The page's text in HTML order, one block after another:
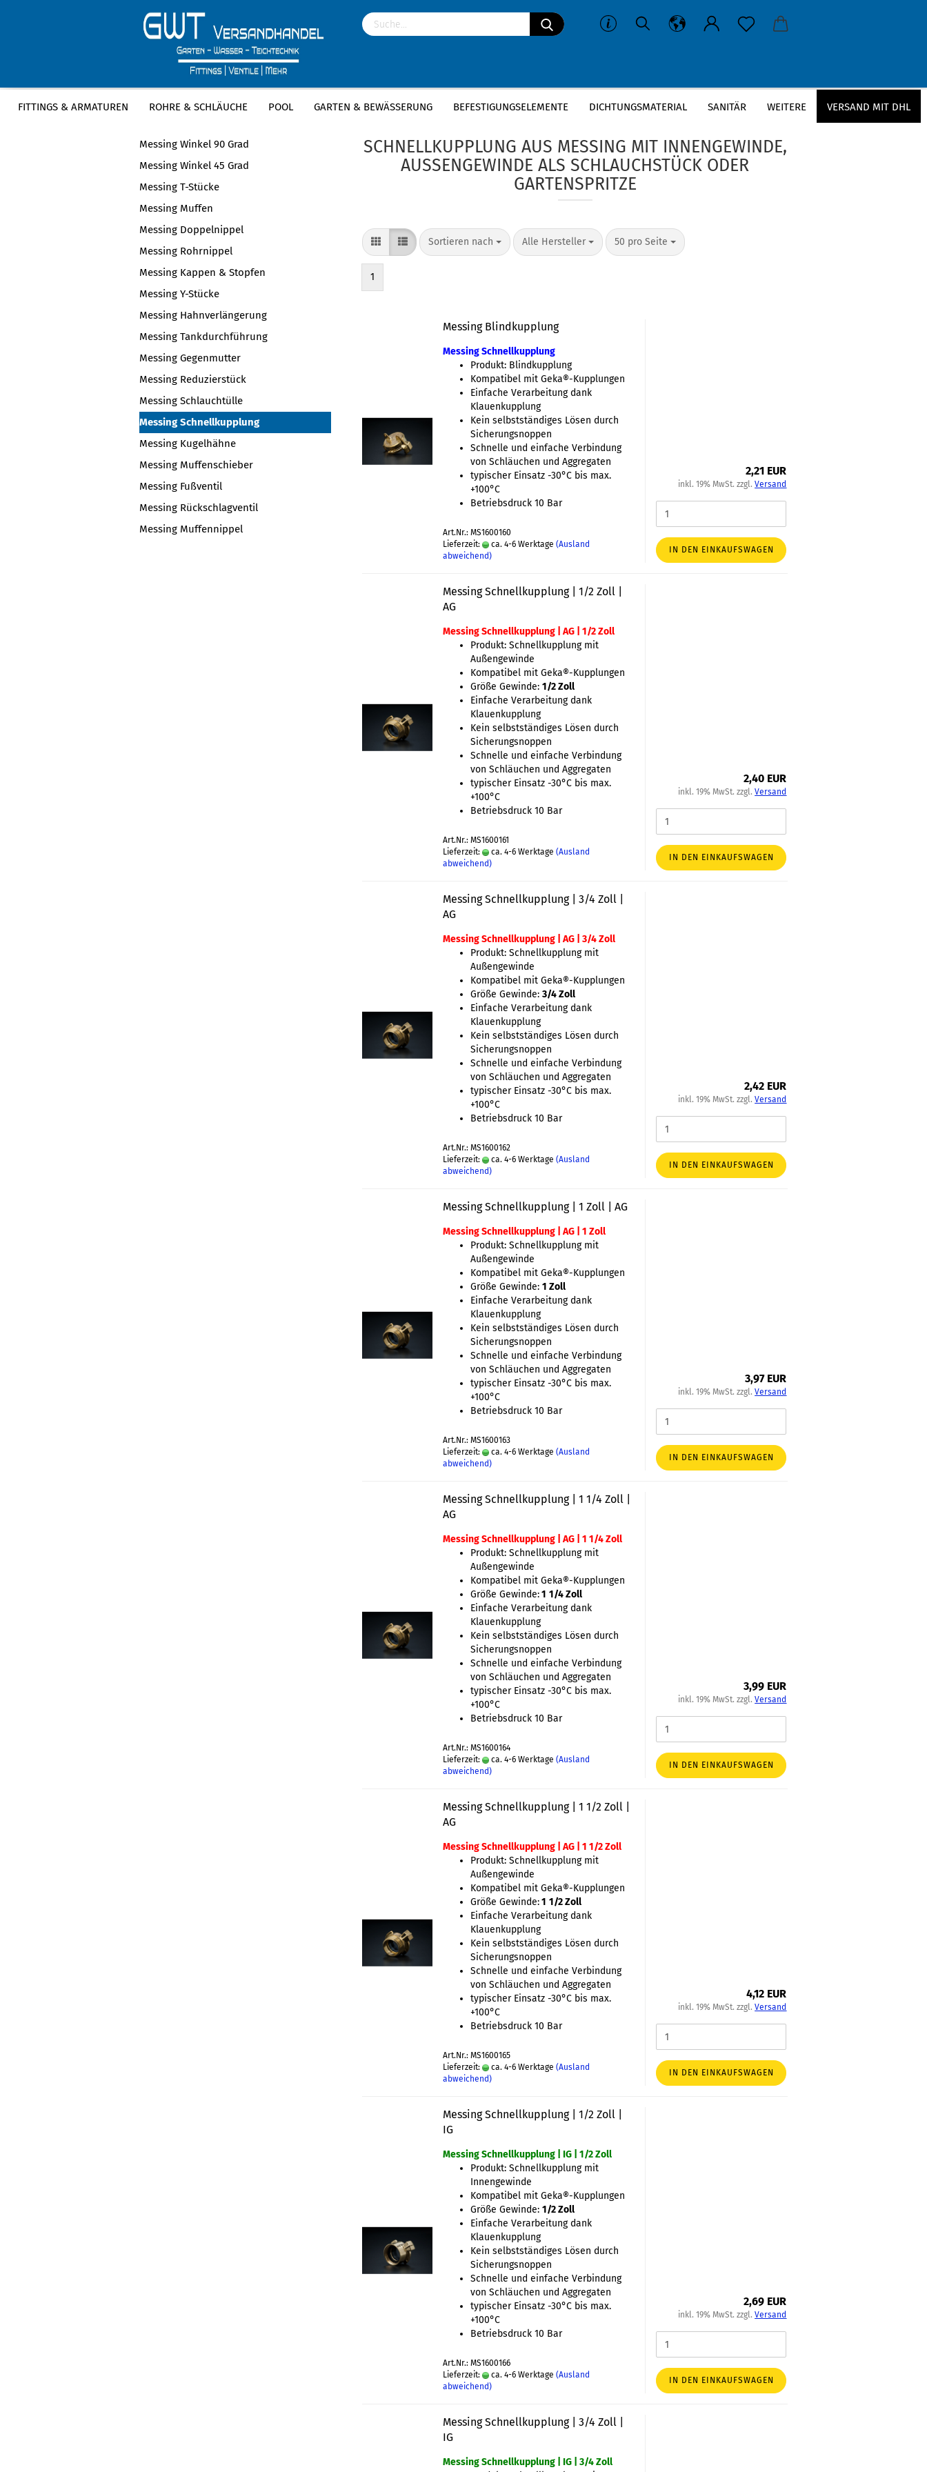
FITTINGS & ARMATUREN ROHRE & SCHLÄUCHE POOL GARTEN & BEWÄSSERUNG BEFESTIGUNGSELEMENTE DICHTUNGSMATERIAL SANITÄR VERSAND MIT DHL
WEITERE
Startseite » Sanitär » Messing Fittings » Messing Schnellkupplung
SCHNELLKUPPLUNG AUS MESSING MIT INNENGEWINDE,
AUSSENGEWINDE ALS SCHLAUCHSTÜCK ODER G
ARTENSPRITZE
Sortieren nach Alle Hersteller 50 pro Seite
1
Messing Blindkupplung
Messing Schnellkupplung
Produkt: Blindkupplung
Kompatibel mit Geka®-Kupplungen
Einfache Verarbeitung dank
Klauenkupplung
Kein selbstständiges Lösen durch
Sicherungsnoppen
Schnelle und einfache Verbindung
von Schläuchen und Aggregaten
typischer Einsatz -30°C bis max.
+100°C
Betriebsdruck 10 Bar
Art.Nr.: MS1600160
Lieferzeit:
ca. 4-6 Werktage (Ausland
abweichend)
2,21 EUR
inkl. 19% MwSt. zzgl.Versand
IN DEN EINKAUFSWAGEN
Messing Schnellkupplung | 1/2 Zoll |
AG
Messing Schnellkupplung | AG | 1/2 Zoll
Produkt: Schnellkupplung mit
Außengewinde
Kompatibel mit Geka®-Kupplungen
Größe Gewinde:1/2 Zoll
Einfache Verarbeitung dank
Klauenkupplung
Kein selbstständiges Lösen durch
Sicherungsnoppen
Schnelle und einfache Verbindung
von Schläuchen und Aggregaten
typischer Einsatz -30°C bis max.
+100°C
Betriebsdruck 10 Bar
Art.Nr.: MS1600161
Lieferzeit:
ca. 4-6 Werktage (Ausland
abweichend)
2,40 EUR
inkl. 19% MwSt. zzgl.Versand
IN DEN EINKAUFSWAGEN
Messing Schnellkupplung | 3/4 Zoll |
AG
Messing Schnellkupplung | AG | 3/4 Zoll
Produkt: Schnellkupplung mit
Außengewinde
Kompatibel mit Geka®-Kupplungen
Größe Gewinde:3/4 Zoll
Einfache Verarbeitung dank
Klauenkupplung
Kein selbstständiges Lösen durch
Sicherungsnoppen
Schnelle und einfache Verbindung
von Schläuchen und Aggregaten
typischer Einsatz -30°C bis max.
+100°C
Betriebsdruck 10 Bar
Art.Nr.: MS1600162
Lieferzeit:
ca. 4-6 Werktage (Ausland
abweichend)
2,42 EUR
inkl. 19% MwSt. zzgl.Versand
IN DEN EINKAUFSWAGEN
Messing Schnellkupplung | 1 Zoll | AG
Messing Schnellkupplung | AG | 1 Zoll
Produkt: Schnellkupplung mit
Außengewinde
Kompatibel mit Geka®-Kupplungen
Größe Gewinde:1 Zoll
Einfache Verarbeitung dank
Klauenkupplung
Kein selbstständiges Lösen durch
Sicherungsnoppen
Schnelle und einfache Verbindung
von Schläuchen und Aggregaten
typischer Einsatz -30°C bis max.
+100°C
Betriebsdruck 10 Bar
Art.Nr.: MS1600163
Lieferzeit:
ca. 4-6 Werktage (Ausland
abweichend)
3,97 EUR
inkl. 19% MwSt. zzgl.Versand
IN DEN EINKAUFSWAGEN
Messing Schnellkupplung | 1 1/4 Zoll |
AG
Messing Schnellkupplung | AG | 1 1/4 Zoll
Produkt: Schnellkupplung mit
Außengewinde
Kompatibel mit Geka®-Kupplungen
Größe Gewinde:1 1/4 Zoll
Einfache Verarbeitung dank
Klauenkupplung
Kein selbstständiges Lösen durch
Sicherungsnoppen
Schnelle und einfache Verbindung
von Schläuchen und Aggregaten
typischer Einsatz -30°C bis max.
+100°C
Betriebsdruck 10 Bar
Art.Nr.: MS1600164
Lieferzeit:
ca. 4-6 Werktage (Ausland
abweichend)
3,99 EUR
inkl. 19% MwSt. zzgl.Versand
IN DEN EINKAUFSWAGEN
Messing Schnellkupplung | 1 1/2 Zoll |
AG
Messing Schnellkupplung | AG | 1 1/2 Zoll
Produkt: Schnellkupplung mit
Außengewinde
Kompatibel mit Geka®-Kupplungen
Größe Gewinde:1 1/2 Zoll
Einfache Verarbeitung dank
Klauenkupplung
Kein selbstständiges Lösen durch
Sicherungsnoppen
Schnelle und einfache Verbindung
von Schläuchen und Aggregaten
typischer Einsatz -30°C bis max.
+100°C
Betriebsdruck 10 Bar
Art.Nr.: MS1600165
Lieferzeit:
ca. 4-6 Werktage (Ausland
abweichend)
4,12 EUR
inkl. 19% MwSt. zzgl.Versand
IN DEN EINKAUFSWAGEN
Messing Schnellkupplung | 1/2 Zoll |
IG
Messing Schnellkupplung | IG | 1/2 Zoll
Produkt: Schnellkupplung mit
Innengewinde
Kompatibel mit Geka®-Kupplungen
Größe Gewinde:1/2 Zoll
Einfache Verarbeitung dank
Klauenkupplung
Kein selbstständiges Lösen durch
Sicherungsnoppen
Schnelle und einfache Verbindung
von Schläuchen und Aggregaten
typischer Einsatz -30°C bis max.
+100°C
Betriebsdruck 10 Bar
Art.Nr.: MS1600166
Lieferzeit:
ca. 4-6 Werktage (Ausland
abweichend)
2,69 EUR
inkl. 19% MwSt. zzgl.Versand
IN DEN EINKAUFSWAGEN
Messing Schnellkupplung | 3/4 Zoll |
IG
Messing Schnellkupplung | IG | 3/4 Zoll
Messing Winkel 90 Grad
Messing Winkel 45 Grad
Messing T-Stücke
Messing Muffen
Messing Doppelnippel
Messing Rohrnippel
Messing Kappen & Stopfen
Messing Y-Stücke
Messing Hahnverlängerung
Messing Tankdurchführung
Messing Gegenmutter
Messing Reduzierstück
Messing Schlauchtülle
Messing Schnellkupplung
Messing Kugelhähne
Messing Muffenschieber
Messing Fußventil
Messing Rückschlagventil
Messing Muffennippel